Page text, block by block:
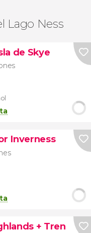
Lago Ness
de Skye
Inverness
+ Tren